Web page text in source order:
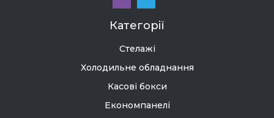
Категорії
Стелажі
Холодильне обладнання
Касові бокси
Економпанелі